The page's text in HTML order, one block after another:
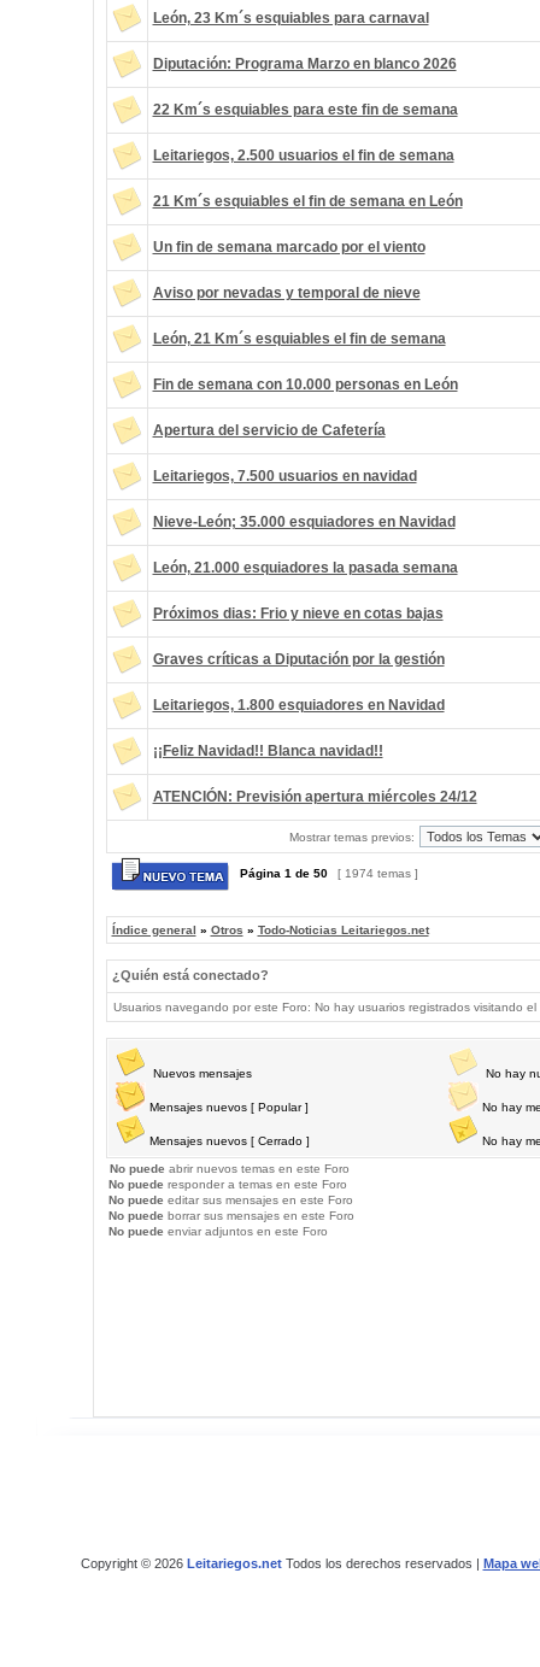
León, 23 Km´s esquiables para carnaval
Diputación: Programa Marzo en blanco 2026
22 Km´s esquiables para este fin de semana
Leitariegos, 2.500 usuarios el fin de semana
21 Km´s esquiables el fin de semana en León
Un fin de semana marcado por el viento
Aviso por nevadas y temporal de nieve
León, 21 Km´s esquiables el fin de semana
Fin de semana con 10.000 personas en León
Apertura del servicio de Cafetería
Leitariegos, 7.500 usuarios en navidad
Nieve-León; 35.000 esquiadores en Navidad
León, 21.000 esquiadores la pasada semana
Próximos dias: Frio y nieve en cotas bajas
Graves críticas a Diputación por la gestión
Leitariegos, 1.800 esquiadores en Navidad
¡¡Feliz Navidad!! Blanca navidad!!
ATENCIÓN: Previsión apertura miércoles 24/12
Mostrar temas previos:
Página 1 de 50 [ 1974 temas ]
Índice general » Otros » Todo-Noticias Leitariegos.net
¿Quién está conectado?
Usuarios navegando por este Foro: No hay usuarios registrados visitando
Nuevos mensajes
Mensajes nuevos [ Popular ]
Mensajes nuevos [ Cerrado ]
No hay
No hay
No hay
No puede abrir nuevos temas en este Foro
No puede responder a temas en este Foro
No puede editar sus mensajes en este Foro
No puede borrar sus mensajes en este Foro
No puede enviar adjuntos en este Foro
Copyright © 2026 Leitariegos.netTodos los derechos reservados | Mapa